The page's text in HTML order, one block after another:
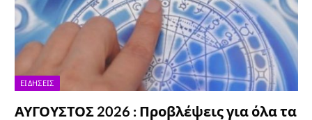
ΕΙΔΉΣΕΙΣ
ΑΥΓΟΥΣΤΟΣ 2026 : Προβλέψεις για όλα τα